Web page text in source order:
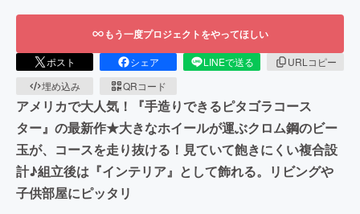
もう一度プロジェクトをやってほしい
ポスト シェア LINEで送る
URLコピー
埋め込み
QRコード
アメリカで大人気！『手造りできるピタゴラコース
ター』の最新作★大きなホイールが運ぶクロム鋼のビー
玉が、コースを走り抜ける！見ていて飽きにくい複合設
計♪組立後は『インテリア』として飾れる。リビングや
子供部屋にピッタリ